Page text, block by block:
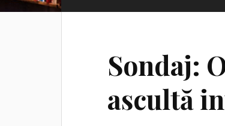
Sondaj:
ascultă